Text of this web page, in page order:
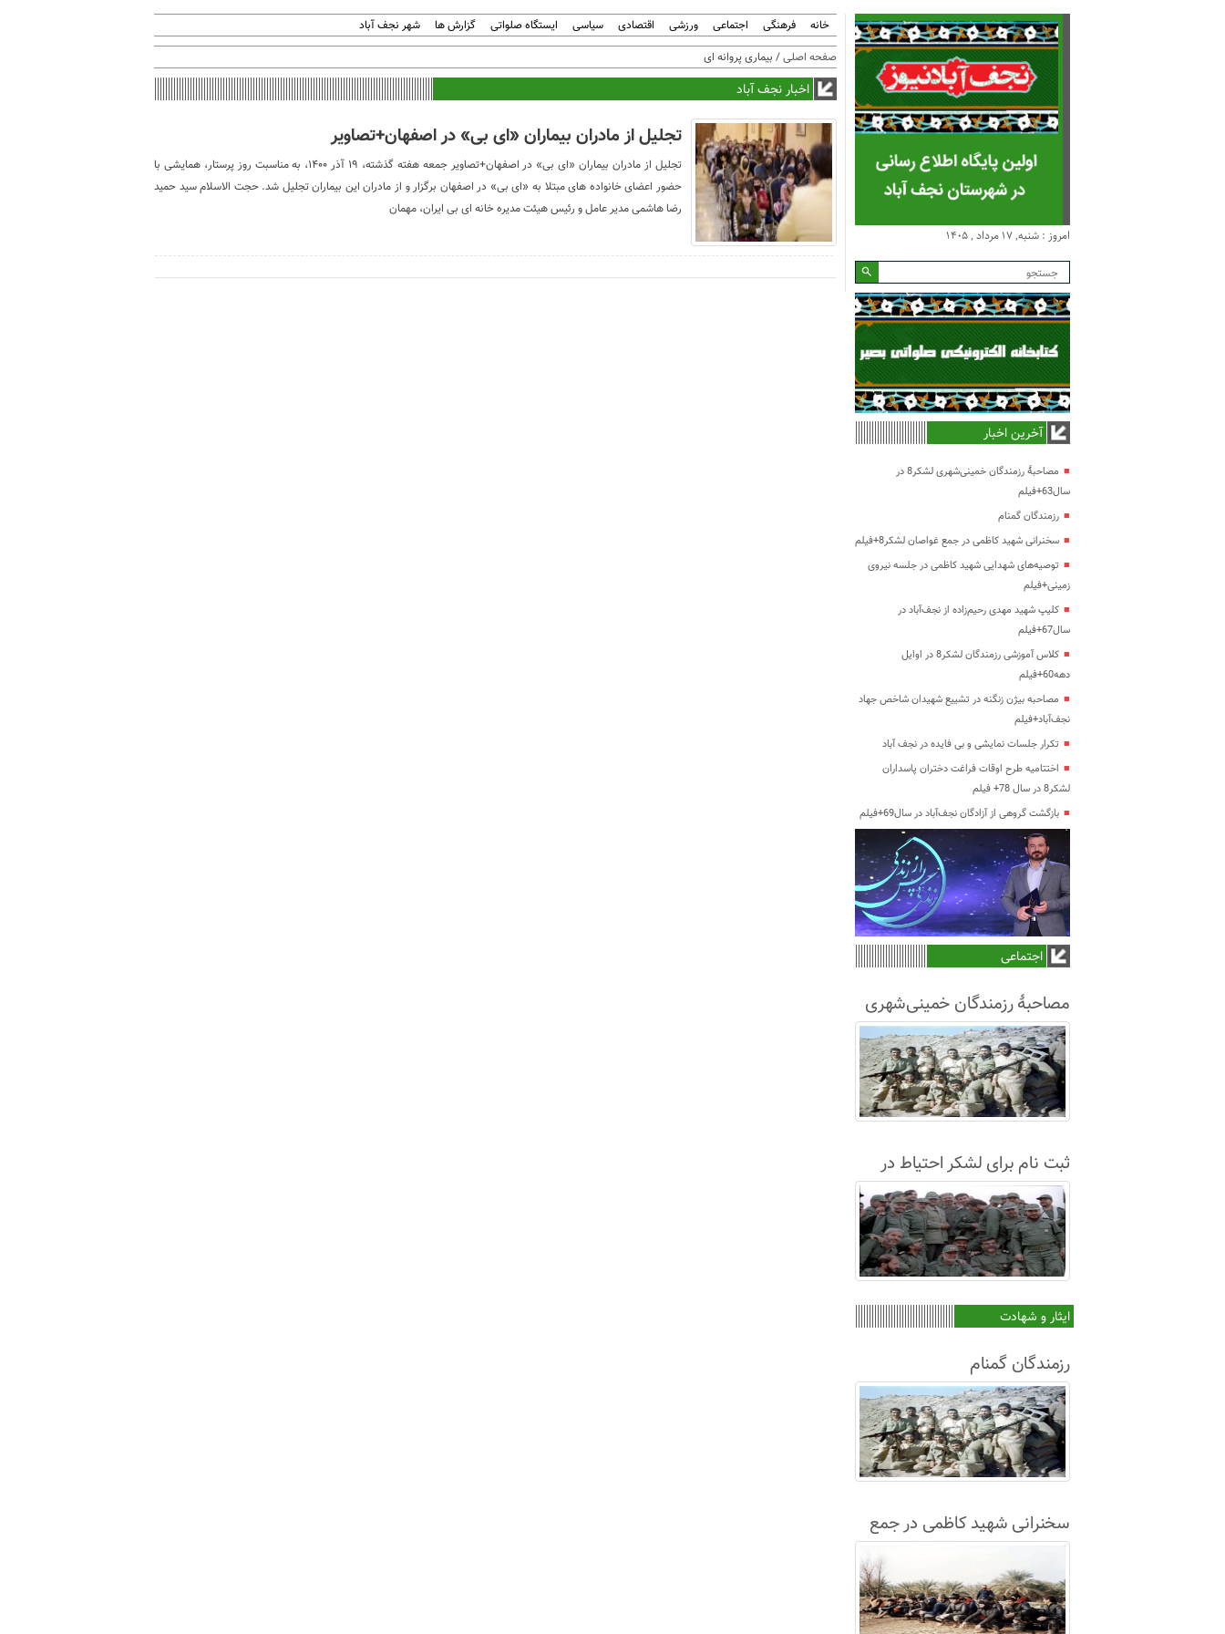
خانه فرهنگی اجتماعی ورزشی اقتصادی سیاسی ایستگاه صلواتی گزارش ها
شهر نجف آباد
صفحه اصلی/ بیماری پروانه ای
اخبار نجف آباد
تجلیل از مادران بیماران «ای بی» در اصفهان+تصاویر
تجلیل از مادران بیماران «ای بی» در اصفهان+تصاویر جمعه هفته گذشته، ۱۹ آذر ۱۴۰۰، به مناسبت روز پرستار، همایشی با
حضور اعضای خانواده های مبتلا به «ای بی» در اصفهان برگزار و از مادران این بیماران تجلیل شد. حجت الاسلام سید حمید
رضا هاشمی مدیر عامل و رئیس هیئت مدیره خانه ای بی ایران، مهمان
امروز : شنبه, ۱۷ مرداد , ۱۴۰۵
آخرین اخبار
مصاحبۀ رزمندگان خمینی‌شهری لشکر8 در
سال63+فیلم
رزمندگان گمنام
سخنرانی شهید کاظمی در جمع غواصان لشکر8+فیلم
توصیه‌های شهدایی شهید کاظمی در جلسه نیروی
زمینی+فیلم
کلیپ شهید مهدی رحیم‌زاده از نجف‌آباد در
سال67+فیلم
کلاس آموزشی رزمندگان لشکر8 در اوایل
دهه60+فیلم
مصاحبه بیژن زنگنه در تشییع شهیدان شاخص جهاد
نجف‌آباد+فیلم
تکرار جلسات نمایشی و بی فایده در نجف آباد
اختتامیه طرح اوقات فراغت دختران پاسداران
لشکر8 در سال 78+ فیلم
بازگشت گروهی از آزادگان نجف‌آباد در سال69+فیلم
اجتماعی
مصاحبۀ رزمندگان خمینی‌شهری
لشکر8 در سال63+فیلم
ثبت نام برای لشکر احتیاط در
نجف آباد
ایثار و شهادت
رزمندگان گمنام
سخنرانی شهید کاظمی در جمع
غواصان لشکر8+فیلم